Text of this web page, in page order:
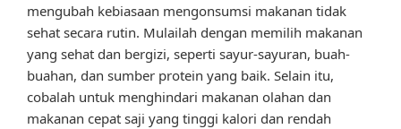
mengubah kebiasaan mengonsumsi makanan tidak
sehat secara rutin. Mulailah dengan memilih makanan
yang sehat dan bergizi, seperti sayur-sayuran, buah-
buahan, dan sumber protein yang baik. Selain itu,
cobalah untuk menghindari makanan olahan dan
makanan cepat saji yang tinggi kalori dan rendah